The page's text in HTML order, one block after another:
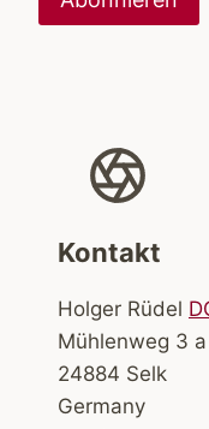
Kontakt
Holger Rüdel
Mühlenweg 3 a
24884 Selk
Germany